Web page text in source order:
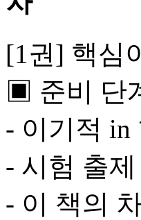
[1권] 핵심
▣ 준비 단
- 이기적 in
- 시험 출
- 이 책의